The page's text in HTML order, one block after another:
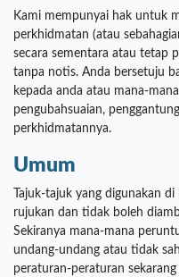
Kami mempunyai hak untuk
perkhidmatan (atau
secara sementara atau tetap
tanpa notis. Anda bersetuju
kepada anda atau mana-
pengubahsuaian,
perkhidmatannya.
Umum
Tajuk-tajuk yang digunakan
rujukan dan tidak boleh
Sekiranya mana-mana
undang-undang atau tidak
peraturan-peraturan